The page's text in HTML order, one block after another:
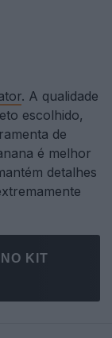
. A qualidade
escolhido,
de
é melhor
detalhes
KIT